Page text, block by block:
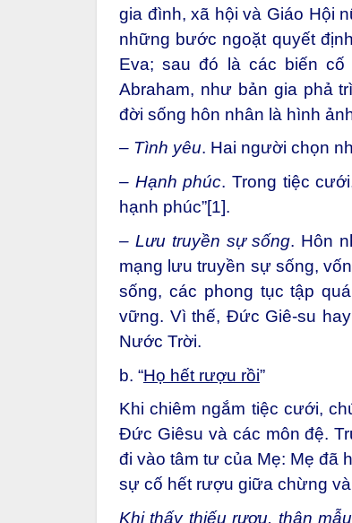
gia đình, xã hội và Giáo Hội
những bước ngoặt quyết
Eva; sau đó là các biến
Abraham, như bản gia phả
đời sống hôn nhân là hình
– Tình yêu. Hai người chọn
– Hạnh phúc. Trong tiệc
hạnh phúc”[1].
– Lưu truyền sự sống. Hôn
mạng lưu truyền sự sống,
sống, các phong tục tập
vững. Vì thế, Đức Giê-su
Nước Trời.
b. “Họ hết rượu rồi”
Khi chiêm ngắm tiệc cưới,
Đức Giêsu và các môn đệ.
đi vào tâm tư của Mẹ: Mẹ đã
sự cố hết rượu giữa chừng
Khi thấy thiếu rượu, thân